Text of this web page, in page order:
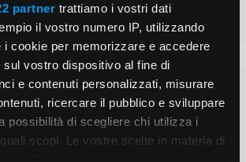
partner trattiamo i vostri dati
il vostro numero IP, utilizzando
i cookie per memorizzare e accedere
sul vostro dispositivo al fine di
e contenuti personalizzati, misurare
ricercare il pubblico e sviluppare
possibilità di scegliere chi utilizza i
scopi. Le vostre scelte in materia di